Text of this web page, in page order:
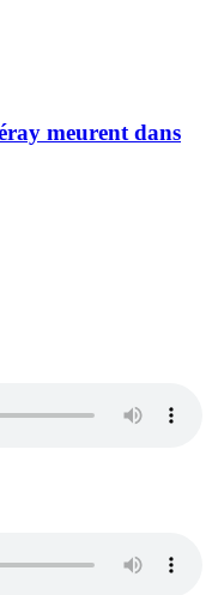
meurent dans